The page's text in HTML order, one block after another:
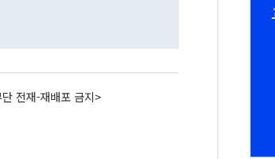
전재-재배포 금지>